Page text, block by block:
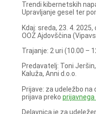
Trendi kibernetskih
Upravljanje gesel ter
Kdaj: sreda, 23. 4.
OOZ Ajdovščina
Trajanje: 2 uri (10.00 –
Predavatelj: Toni
Kaluža, Anni d.o.o.
Prijave: za udeležbo
prijava preko
Delavnica je za